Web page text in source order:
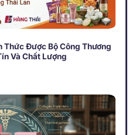
Được Bộ Công Thương
Và Chất Lượng